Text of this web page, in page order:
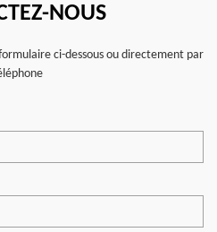
NOUS
ci-dessous ou directement par